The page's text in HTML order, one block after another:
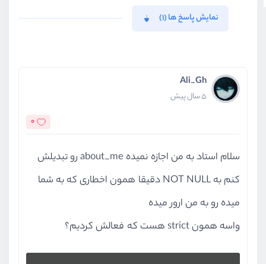
نمایش پاسخ ها (1)
Ali_Gh
5 سال پیش
0
سلام استاد به من اجازه نمیده about_me رو تبدیلش
کنم به NOT NULL دقیقا همون اخطاری که به شما
میده رو به من ارور میده
واسه همون strict هست که فعالش کردیم؟